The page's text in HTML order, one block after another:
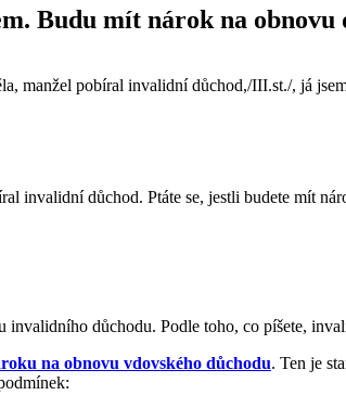
Budu mít nárok na obnovu
manžel pobíral invalidní důchod,/III.st./, já
invalidní důchod. Ptáte se, jestli budete mít
invalidního důchodu. Podle toho, co píšete,
na obnovu vdovského důchodu. Ten je